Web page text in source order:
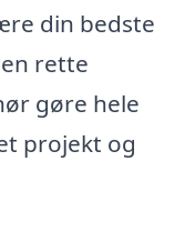
din bedste
rette
gøre hele
projekt og